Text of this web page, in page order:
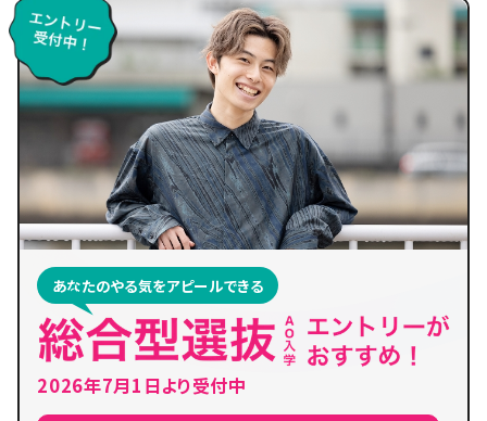
あなたのやる気をアピールできる
2026年7月1日より受付中